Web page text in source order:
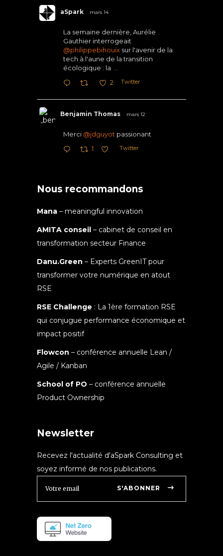
aSpark mars 14
La semaine dernière, Aurélie
Gauthier interrogeait
@philippebihouix sur l'avenir de la
tech à l'aune de la transition
écologique : la
2 Twitter
Benjamin Thomas mars 12
Merci @jdguyot passionant
1 Twitter
Nous recommandons
Mana – meaningful innovation
AMITA conseil – cabinet de conseil en
transformation secteur Finance
Danu.Green – Experts GreenIT pour
transformer votre numérique en atout
RSE
RSE Challenge : La 1ère formation RSE
qui conjugue performance économique et
impact positif
Flowcon – conférence annuelle Lean /
Agile / Kanban
School of PO – conférence annuelle
Product Ownership
Newsletter
Recevez l'actualité d'aSpark Consulting et
soyez informé de nos publications.
S'ABONNER